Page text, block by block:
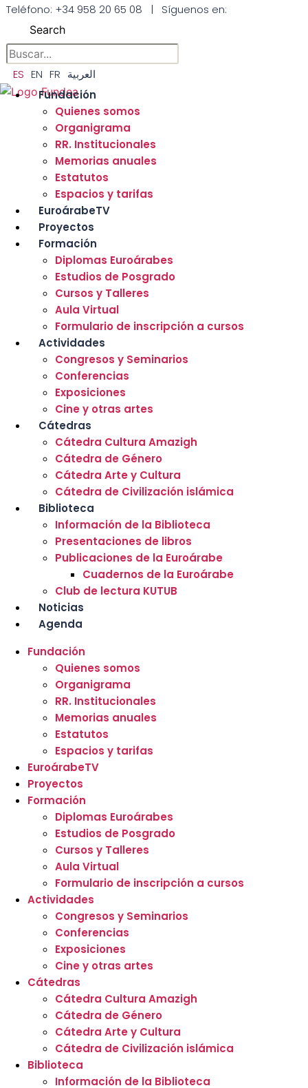
Saltar
contenido
Teléfono: +34 958 20 65 08 | Síguenos en:
Search
ES EN FR العربية
Fundación
Quienes somos
Organigrama
RR. Institucionales
Memorias anuales
Estatutos
Espacios y tarifas
EuroárabeTV
Proyectos
Formación
Diplomas Euroárabes
Estudios de Posgrado
Cursos y Talleres
Aula Virtual
Formulario de inscripción a cursos
Actividades
Congresos y Seminarios
Conferencias
Exposiciones
Cine y otras artes
Cátedras
Cátedra Cultura Amazigh
Cátedra de Género
Cátedra Arte y Cultura
Cátedra de Civilización islámica
Biblioteca
Información de la Biblioteca
Presentaciones de libros
Publicaciones de la Euroárabe
Cuadernos de la Euroárabe
Club de lectura KUTUB
Noticias
Agenda
Fundación
Quienes somos
Organigrama
RR. Institucionales
Memorias anuales
Estatutos
Espacios y tarifas
EuroárabeTV
Proyectos
Formación
Diplomas Euroárabes
Estudios de Posgrado
Cursos y Talleres
Aula Virtual
Formulario de inscripción a cursos
Actividades
Congresos y Seminarios
Conferencias
Exposiciones
Cine y otras artes
Cátedras
Cátedra Cultura Amazigh
Cátedra de Género
Cátedra Arte y Cultura
Cátedra de Civilización islámica
Biblioteca
Información de la Biblioteca